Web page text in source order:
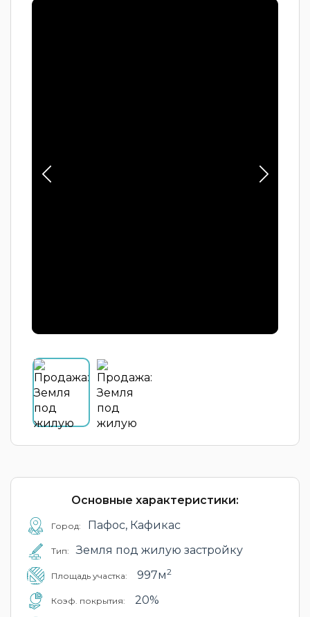
Основные характеристики:
Город: Пафос, Кафикас
Тип: Земля под жилую застройку
Площадь участка: 997м2
Коэф. покрытия: 20%